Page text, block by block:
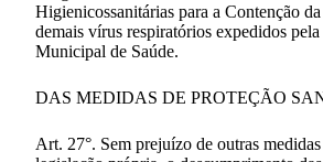
Higienicossanitárias para a Contenção
demais vírus respiratórios expedidos pela
Municipal de Saúde.
DAS MEDIDAS DE PROTEÇÃO
Art. 27°. Sem prejuízo de outras